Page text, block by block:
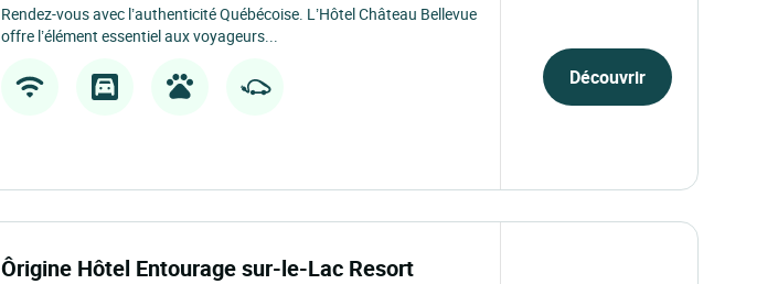
Rendez-vous avec l’authenticité Québécoise. L’Hôtel Château Bellevue
offre l’élément essentiel aux voyageurs...
Découvrir
Ôrigine Hôtel Entourage sur-le-Lac Resort